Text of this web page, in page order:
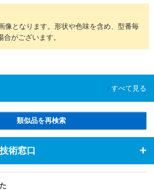
・ポジショニングテーブル、ロボットシステ
減速機に最適。
機の直列駆動、マシニングセンター（工作機
可能。
像となります。形状や色味を含め、型番毎
がございます。
すべて見る
類似品を再検索
術窓口